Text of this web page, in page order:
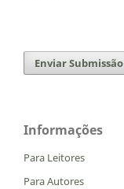
Enviar Submissão
Informações
Para Leitores
Para Autores